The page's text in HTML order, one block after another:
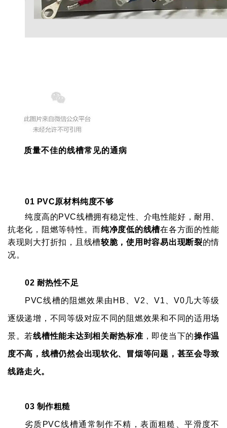
质量不佳的线槽常见的通病
01 PVC原材料纯度不够
纯度高的PVC线槽拥有稳定性、介电性能好，耐用、
抗老化，阻燃等特性。而纯净度低的线槽在各方面的性能
表现则大打折扣，且线槽较脆，使用时容易出现断裂的情
况。
02 耐热性不足
PVC线槽的阻燃效果由HB、V2、V1、V0几大等级
逐级递增，不同等级对应不同的阻燃效果和不同的适用场
景。若线槽性能未达到相关耐热标准 ，即使当下的操作温
度不高，线槽仍然会出现软化、冒烟等问题，甚至会导致
线路走火。
03 制作粗糙
劣质PVC线槽通常制作不精，表面粗糙、平滑度不